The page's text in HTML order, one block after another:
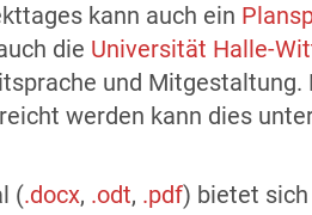
kann auch ein
die Universität Halle-
und
werden kann dies
(.docx, .odt, .pdf) bietet